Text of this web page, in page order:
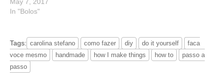
In "Bolos"
Tags: carolina stefano como fazer diy do it yourself
faca
voce mesmo
handmade how I make things how to
passo a
passo